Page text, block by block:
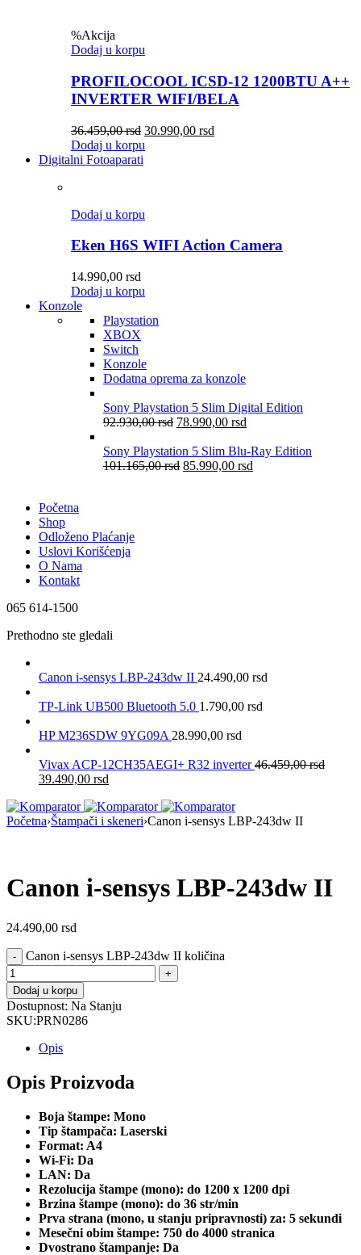
%Akcija
Dodaj u korpu
PROFILOCOOL ICSD-12 1200BTU A++
INVERTER WIFI/BELA
36.459,00rsd 30.990,00 rsd
Dodaj u korpu
Digitalni Fotoaparati
Dodaj u korpu
Eken H6S WIFI Action Camera
14.990,00 rsd
Dodaj u korpu
Konzole
Playstation
XBOX
Switch
Konzole
Dodatna oprema za konzole
Sony Playstation 5 Slim Digital Edition
92.930,00rsd 78.990,00 rsd
Sony Playstation 5 Slim Blu-Ray Edition
101.165,00rsd 85.990,00 rsd
Početna
Shop
Odloženo Plaćanje
Uslovi Korišćenja
O Nama
Kontakt
065 614-1500
Prethodno ste gledali
Canon i-sensys LBP-243dw II 24.490,00 rsd
TP-Link UB500 Bluetooth 5.0 1.790,00 rsd
HP M236SDW 9YG09A 28.990,00 rsd
Vivax ACP-12CH35AEGI+ R32 inverter46.459,00rsd
39.490,00 rsd
Početna›Štampači i skeneri›Canon i-sensys LBP-243dw II
Canon i-sensys LBP-243dw II
24.490,00 rsd
Canon i-sensys LBP-243dw II količina
Dodaj u korpu
Dostupnost: Na Stanju
SKU:PRN0286
Opis
Opis Proizvoda
Boja štampe: Mono
Tip štampača: Laserski
Format: A4
Wi-Fi: Da
LAN: Da
Rezolucija štampe (mono): do 1200 x 1200 dpi
Brzina štampe (mono): do 36 str/min
Prva strana (mono, u stanju pripravnosti) za: 5 sekundi
Mesečni obim štampe: 750 do 4000 stranica
Dvostrano štampanje: Da